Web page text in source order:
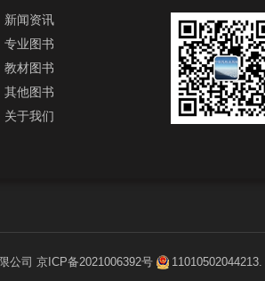
新闻资讯
专业图书
教材图书
其他图书
关于我们
公司 京ICP备2021006392号 11010502044213.